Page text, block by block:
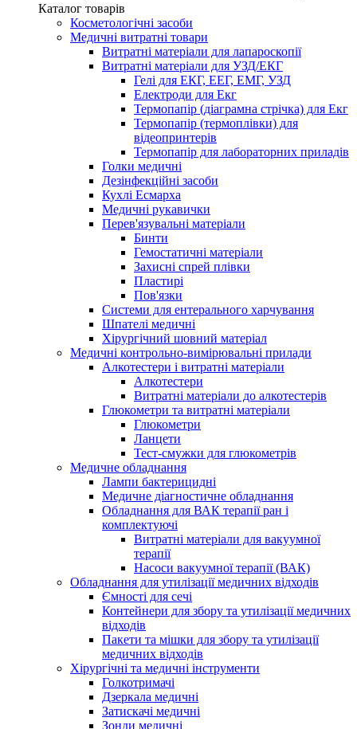
Каталог товарів
Косметологічні засоби
Медичні витратні товари
Витратні матеріали для лапароскопії
Витратні матеріали для УЗД/ЕКГ
Гелі для ЕКГ, ЕЕГ, ЕМГ, УЗД
Електроди для Екг
Термопапір (діаграмна стрічка) для Екг
Термопапір (термоплівки) для
відеопринтерів
Термопапір для лабораторних приладів
Голки медичні
Дезінфекційні засоби
Кухлі Есмарха
Медичні рукавички
Перев'язувальні матеріали
Бинти
Гемостатичні матеріали
Захисні спрей плівки
Пластирі
Пов'язки
Системи для ентерального харчування
Шпателі медичні
Хірургічний шовний матеріал
Медичні контрольно-вимірювальні прилади
Алкотестери і витратні матеріали
Алкотестери
Витратні матеріали до алкотестерів
Глюкометри та витратні матеріали
Глюкометри
Ланцети
Тест-смужки для глюкометрів
Медичне обладнання
Лампи бактерицидні
Медичне діагностичне обладнання
Обладнання для ВАК терапії ран і
комплектуючі
Витратні матеріали для вакуумної
терапії
Насоси вакуумної терапії (ВАК)
Обладнання для утилізації медичних відходів
Ємності для сечі
Контейнери для збору та утилізації медичних
відходів
Пакети та мішки для збору та утилізації
медичних відходів
Хірургічні та медичні інструменти
Голкотримачі
Дзеркала медичні
Затискачі медичні
Зонди медичні